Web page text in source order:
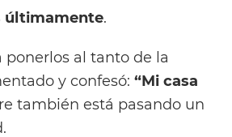
últimamente.
ponerlos al tanto de la
y confesó: “Mi casa
también está pasando un